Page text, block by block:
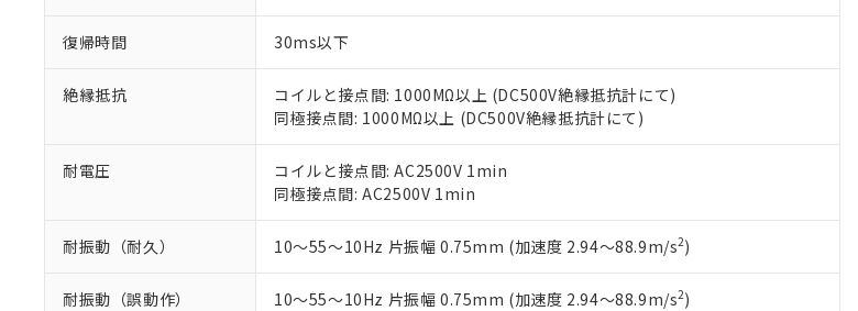
復帰時間 30ms以下
絶縁抵抗
コイルと接点間: 1000MΩ以上 (DC500V絶縁抵抗計にて)
同極接点間: 1000MΩ以上 (DC500V絶縁抵抗計にて)
耐電圧
コイルと接点間: AC2500V 1min
同極接点間: AC2500V 1min
耐振動（耐久） 10～55～10Hz 片振幅 0.75mm (加速度 2.94～88.9m/s2)
耐振動（誤動作） 10～55～10Hz 片振幅 0.75mm (加速度 2.94～88.9m/s2)
オムロン制御機器販売店や当社販売拠点は「販売ネットワーク
マイパーツ機能（部品リスト作成サービス）をご利用いただく
ている必要があります。
お客様が当ウェブサイト上で当社にご登録された部品リストに
さい。
※当社の共同利用者とは、
いる法人を指します。
※3 非含有証明書ダウンロード
下記の非含有証明書をダウンロードすることができます。
EU RoHS指令（10物質）の非含有証明書
51物質の非含有証明書（当社基準）
※本証明書は発行日時点で非含有を証明するもので、過去に遡って非
また、RoHS指令のフタル酸エステル類４物質の対応では、対応完
※2 環境保護使用期限
「ｅ」：有害物質（10物質）のすべてが基準値以下であることを示し
「10」：通常の使用状況下において有害物質が外部に漏えいし、環境
味します。
また当社は、販売先および販売に係わる関係者が違法に輸出す
機器販売店・当社販売員にご確認ください)
空
白
受注生産機種、また在庫状況の情報を公開していない機種